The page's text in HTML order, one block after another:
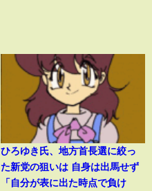
ひろゆき氏、地方首長選に絞っ
た新党の狙いは 自身は出馬せず
「自分が表に出た時点で負け